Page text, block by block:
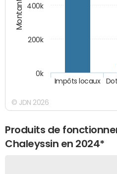
Impôts locaux
0k
200k
400k
© JDN 2026
Produits de
Chaleyssin en 2024*